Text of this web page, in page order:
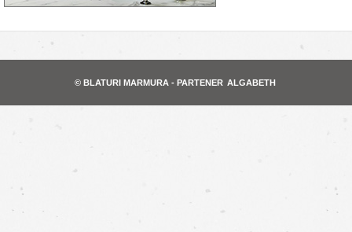
© BLATURI MARMURA - PARTENER ALGABETH